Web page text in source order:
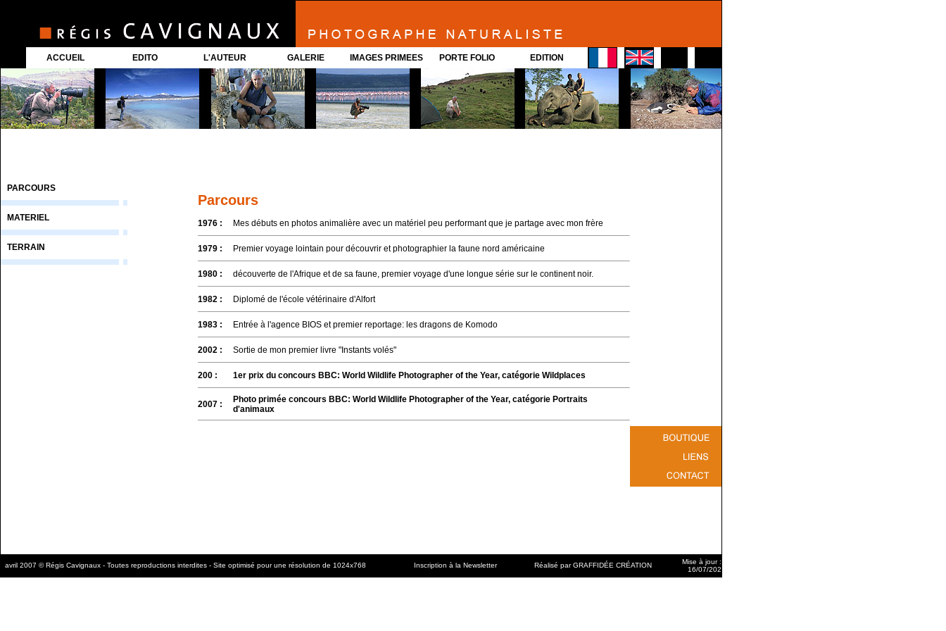
ACCUEIL EDITO L'AUTEUR GALERIE IMAGES PRIMEES PORTE FOLIO EDITION
PARCOURS
MATERIEL
TERRAIN
Parcours
1976 : Mes débuts en photos animalière avec un matériel peu performant que je partage avec mon frère
1979 : Premier voyage lointain pour découvrir et photographier la faune nord américaine
1980 : découverte de l'Afrique et de sa faune, premier voyage d'une longue série sur le continent noir.
1982 : Diplomé de l'école vétérinaire d'Alfort
1983 : Entrée à l'agence BIOS et premier reportage: les dragons de Komodo
2002 : Sortie de mon premier livre "Instants volés"
200 : 1er prix du concours BBC: World Wildlife Photographer of the Year, catégorie Wildplaces
2007 :
Photo primée concours BBC: World Wildlife Photographer of the Year, catégorie Portraits
d'animaux
avril 2007 © Régis Cavignaux - Toutes reproductions interdites - Site optimisé pour une résolution de 1024x768 Inscription à la Newsletter Réalisé par GRAFFIDÉE CRÉATION
Mise à jour :
16/07/202